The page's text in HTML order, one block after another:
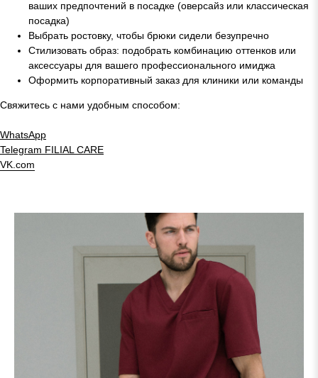
ваших предпочтений в посадке (оверсайз или классическая
посадка)
Выбрать ростовку, чтобы брюки сидели безупречно
Стилизовать образ: подобрать комбинацию оттенков или
аксессуары для вашего профессионального имиджа
Оформить корпоративный заказ для клиники или команды
Свяжитесь с нами удобным способом:
WhatsApp
Telegram FILIAL CARE
VK.com